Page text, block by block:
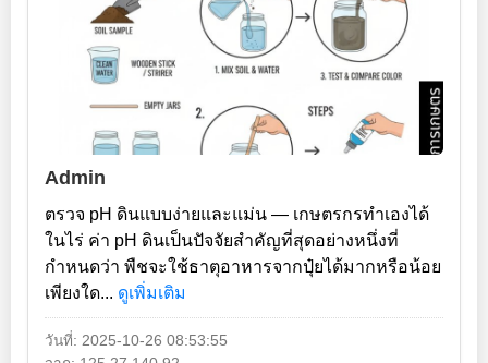
Admin
ตรวจ pH ดินแบบง่ายและแม่น — เกษตรกรทำเองได้
ในไร่ ค่า pH ดินเป็นปัจจัยสำคัญที่สุดอย่างหนึ่งที่
กำหนดว่า พืชจะใช้ธาตุอาหารจากปุ๋ยได้มากหรือน้อย
เพียงใด... ดูเพิ่มเติม
วันที่: 2025-10-26 08:53:55